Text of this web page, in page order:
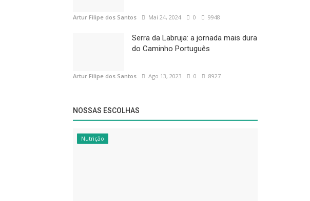
Artur Filipe dos Santos Mai 24, 2024 0 9948
Serra da Labruja: a jornada mais dura
do Caminho Português
Artur Filipe dos Santos Ago 13, 2023 0 8927
NOSSAS ESCOLHAS
Nutrição